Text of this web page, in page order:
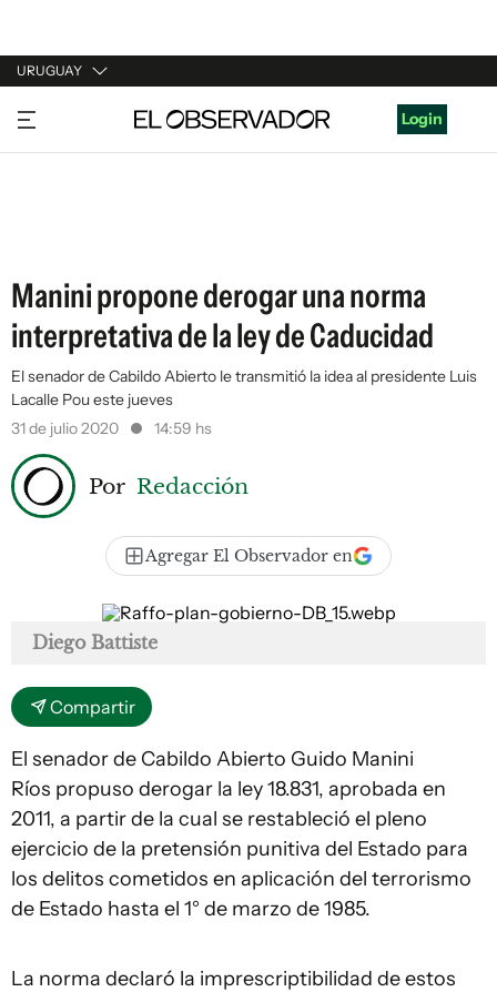
URUGUAY
URUGUAY
ARGENTINA
Login
Manini propone derogar una norma
interpretativa de la ley de Caducidad
El senador de Cabildo Abierto le transmitió la idea al presidente Luis
Lacalle Pou este jueves
31 de julio 2020
14:59 hs
Por Redacción
Agregar El Observador en
Diego Battiste
Compartir
El senador de Cabildo Abierto Guido Manini
Ríos propuso derogar la ley 18.831, aprobada en
2011, a partir de la cual se restableció el pleno
ejercicio de la pretensión punitiva del Estado para
los delitos cometidos en aplicación del terrorismo
de Estado hasta el 1° de marzo de 1985.
La norma declaró la imprescriptibilidad de estos